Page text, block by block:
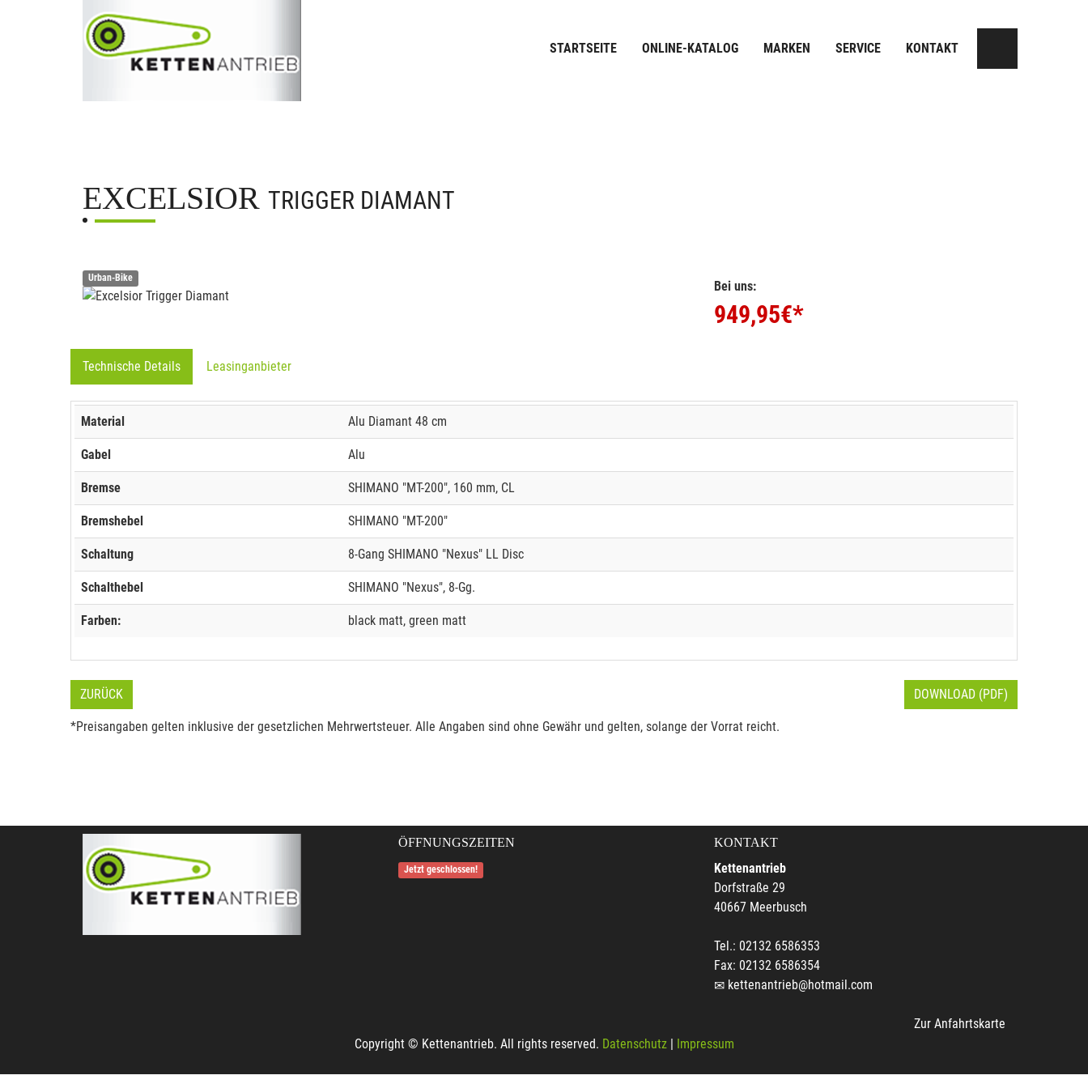
STARTSEITE ONLINE-KATALOG MARKEN SERVICE KONTAKT
EXCELSIOR TRIGGER DIAMANT
Urban-Bike
Bei uns:
949,95€*
Technische Details Leasinganbieter
Material Alu Diamant 48 cm
Gabel Alu
Bremse SHIMANO "MT-200", 160 mm, CL
Bremshebel SHIMANO "MT-200"
Schaltung 8-Gang SHIMANO "Nexus" LL Disc
Schalthebel SHIMANO "Nexus", 8-Gg.
Farben: black matt, green matt
ZURÜCK DOWNLOAD (PDF)
*Preisangaben gelten inklusive der gesetzlichen Mehrwertsteuer. Alle Angaben sind ohne Gewähr und gelten, solange der Vorrat reicht.
ÖFFNUNGSZEITEN
Jetzt geschlossen!
KONTAKT
Kettenantrieb
Dorfstraße 29
40667 Meerbusch
Tel.: 02132 6586353
Fax: 02132 6586354
kettenantrieb@hotmail.com
Zur Anfahrtskarte
Copyright © Kettenantrieb. All rights reserved. Datenschutz| Impressum